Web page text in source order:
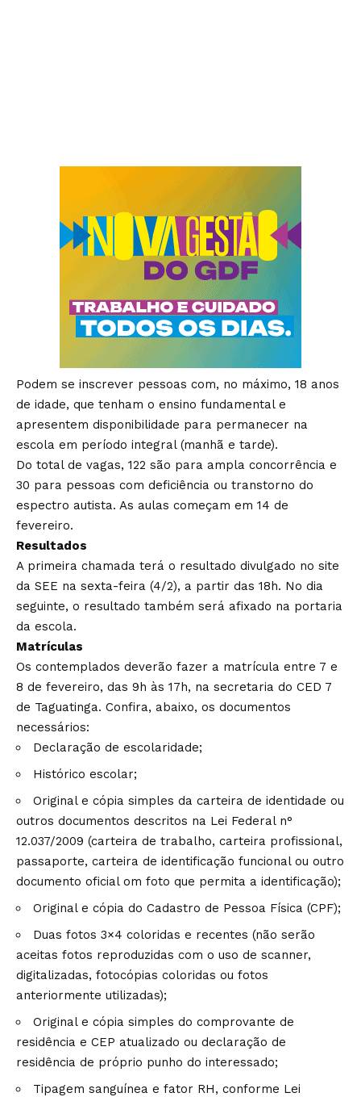
Podem se inscrever pessoas com, no máximo, 18 anos
de idade, que tenham o ensino fundamental e
apresentem disponibilidade para permanecer na
escola em período integral (manhã e tarde).
Do total de vagas, 122 são para ampla concorrência e
30 para pessoas com deficiência ou transtorno do
espectro autista. As aulas começam em 14 de
fevereiro.
Resultados
A primeira chamada terá o resultado divulgado no site
da SEE na sexta-feira (4/2), a partir das 18h. No dia
seguinte, o resultado também será afixado na portaria
da escola.
Matrículas
Os contemplados deverão fazer a matrícula entre 7 e
8 de fevereiro, das 9h às 17h, na secretaria do CED 7
de Taguatinga. Confira, abaixo, os documentos
necessários:
Declaração de escolaridade;
Histórico escolar;
Original e cópia simples da carteira de identidade ou
outros documentos descritos na Lei Federal n°
12.037/2009 (carteira de trabalho, carteira profissional,
passaporte, carteira de identificação funcional ou outro
documento oficial om foto que permita a identificação);
Original e cópia do Cadastro de Pessoa Física (CPF);
Duas fotos 3×4 coloridas e recentes (não serão
aceitas fotos reproduzidas com o uso de scanner,
digitalizadas, fotocópias coloridas ou fotos
anteriormente utilizadas);
Original e cópia simples do comprovante de
residência e CEP atualizado ou declaração de
residência de próprio punho do interessado;
Tipagem sanguínea e fator RH, conforme Lei